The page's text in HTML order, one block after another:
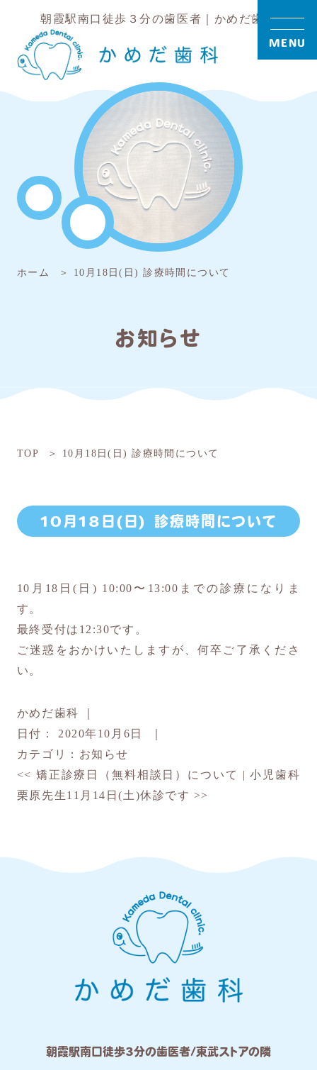
朝霞駅南口徒歩３分の歯医者｜かめだ歯科
ホーム 10月18日(日) 診療時間について
お知らせ
TOP 10月18日(日) 診療時間について
10月18日(日) 診療時間について
10月18日(日) 10:00〜13:00までの診療になりま
す。
最終受付は12:30です。
ご迷惑をおかけいたしますが、何卒ご了承くださ
い。
かめだ歯科
日付： 2020年10月6日
カテゴリ： お知らせ
<< 矯正診療日（無料相談日）について | 小児歯科
栗原先生11月14日(土)休診です >>
朝霞駅南口徒歩3分の歯医者/東武ストアの隣
MENU